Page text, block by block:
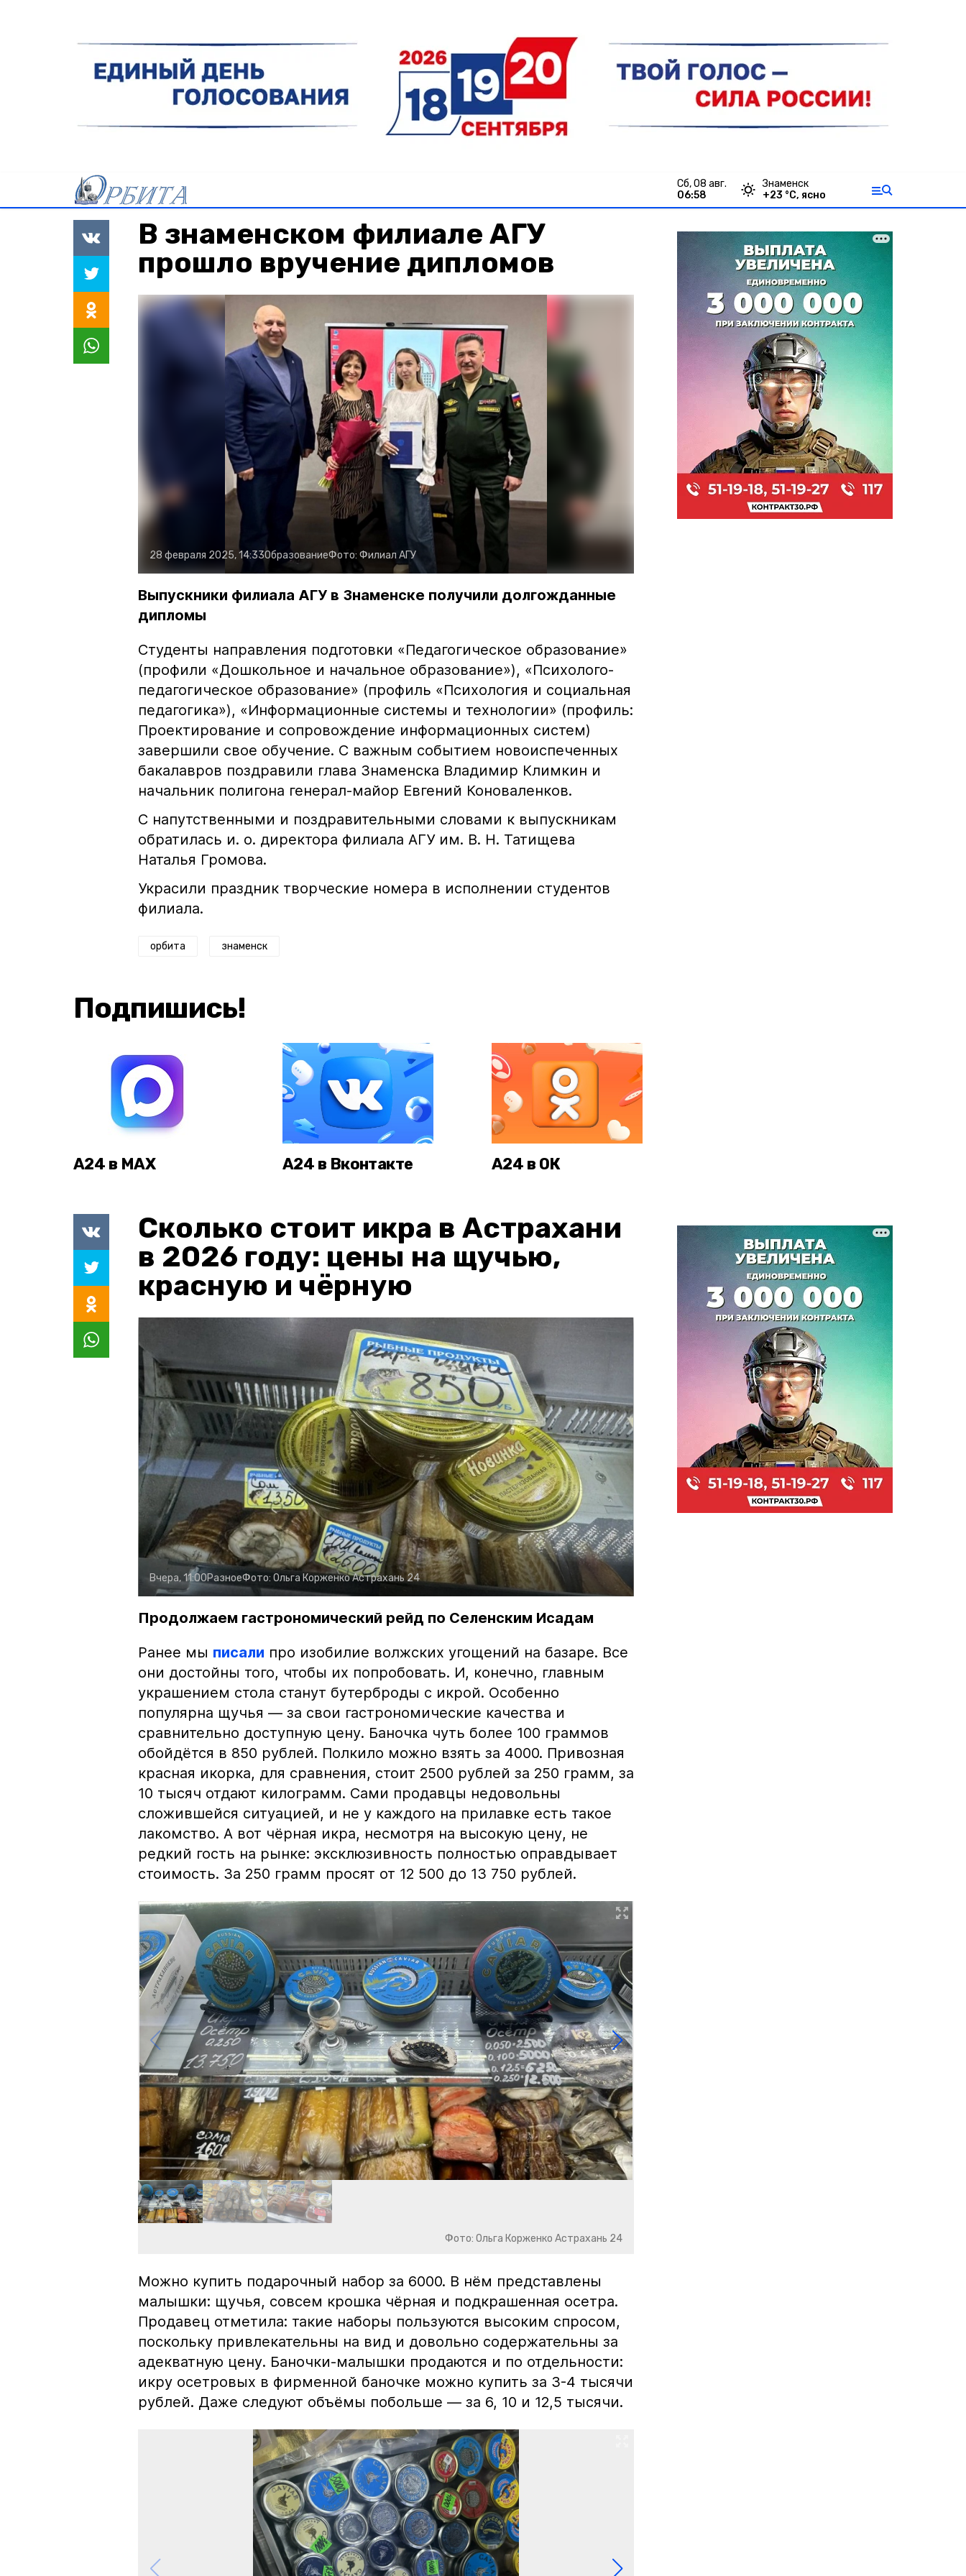
сб, 08 авг.
06:58
Знаменск
+23 °С, ясно
В знаменском филиале АГУ
прошло вручение дипломов
28 февраля 2025, 14:33ОбразованиеФото: Филиал АГУ
Выпускники филиала АГУ в Знаменске получили долгожданные
дипломы
Студенты направления подготовки «Педагогическое образование»
(профили «Дошкольное и начальное образование»), «Психолого-
педагогическое образование» (профиль «Психология и социальная
педагогика»), «Информационные системы и технологии» (профиль:
Проектирование и сопровождение информационных систем)
завершили свое обучение. С важным событием новоиспеченных
бакалавров поздравили глава Знаменска Владимир Климкин и
начальник полигона генерал-майор Евгений Коноваленков.
С напутственными и поздравительными словами к выпускникам
обратилась и. о. директора филиала АГУ им. В. Н. Татищева
Наталья Громова.
Украсили праздник творческие номера в исполнении студентов
филиала.
орбита знаменск
Подпишись!
А24 в MAX А24 в Вконтакте А24 в ОК
Сколько стоит икра в Астрахани
в 2026 году: цены на щучью,
красную и чёрную
Вчера, 11:00РазноеФото: Ольга КорженкоАстрахань 24
Продолжаем гастрономический рейд по Селенским Исадам
Ранее мы писали про изобилие волжских угощений на базаре. Все
они достойны того, чтобы их попробовать. И, конечно, главным
украшением стола станут бутерброды с икрой. Особенно
популярна щучья — за свои гастрономические качества и
сравнительно доступную цену. Баночка чуть более 100 граммов
обойдётся в 850 рублей. Полкило можно взять за 4000. Привозная
красная икорка, для сравнения, стоит 2500 рублей за 250 грамм, за
10 тысяч отдают килограмм. Сами продавцы недовольны
сложившейся ситуацией, и не у каждого на прилавке есть такое
лакомство. А вот чёрная икра, несмотря на высокую цену, не
редкий гость на рынке: эксклюзивность полностью оправдывает
стоимость. За 250 грамм просят от 12 500 до 13 750 рублей.
Фото: Ольга Корженко Астрахань 24
Можно купить подарочный набор за 6000. В нём представлены
малышки: щучья, совсем крошка чёрная и подкрашенная осетра.
Продавец отметила: такие наборы пользуются высоким спросом,
поскольку привлекательны на вид и довольно содержательны за
адекватную цену. Баночки-малышки продаются и по отдельности:
икру осетровых в фирменной баночке можно купить за 3-4 тысячи
рублей. Даже следуют объёмы побольше — за 6, 10 и 12,5 тысячи.